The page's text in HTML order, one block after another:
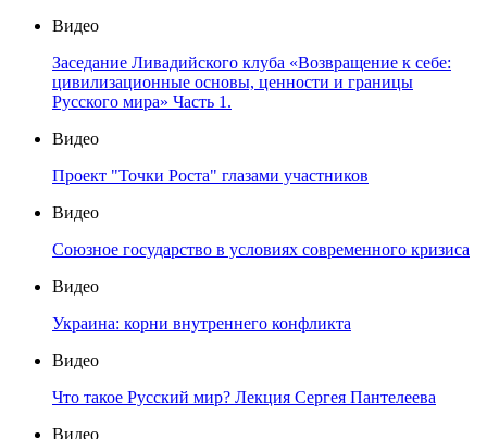
Видео
Заседание Ливадийского клуба «Возвращение к себе:
цивилизационные основы, ценности и границы
Русского мира» Часть 1.
Видео
Проект "Точки Роста" глазами участников
Видео
Союзное государство в условиях современного кризиса
Видео
Украина: корни внутреннего конфликта
Видео
Что такое Русский мир? Лекция Сергея Пантелеева
Видео